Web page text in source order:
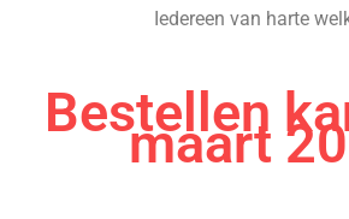
Iedereen van harte
Bestellen
maart